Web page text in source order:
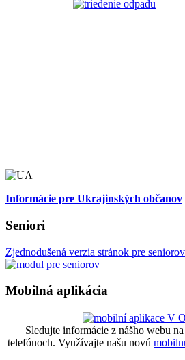
Informácie pre Ukrajinských občanov
Seniori
Zjednodušená verzia stránok pre seniorov
Mobilná aplikácia
Sledujte informácie z nášho webu
telefónoch. Využívajte našu novú